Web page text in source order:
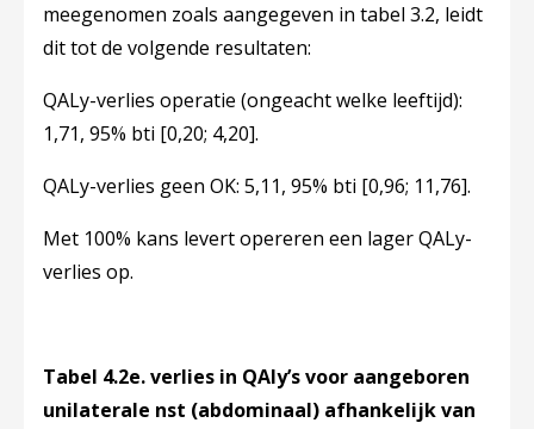
meegenomen zoals aangegeven in tabel 3.2, leidt
dit tot de volgende resultaten:
QALy-verlies operatie (ongeacht welke leeftijd):
1,71, 95% bti [0,20; 4,20].
QALy-verlies geen OK: 5,11, 95% bti [0,96; 11,76].
Met 100% kans levert opereren een lager QALy-
verlies op.
Tabel 4.2e. verlies in QAly’s voor aangeboren
unilaterale nst (abdominaal) afhankelijk van